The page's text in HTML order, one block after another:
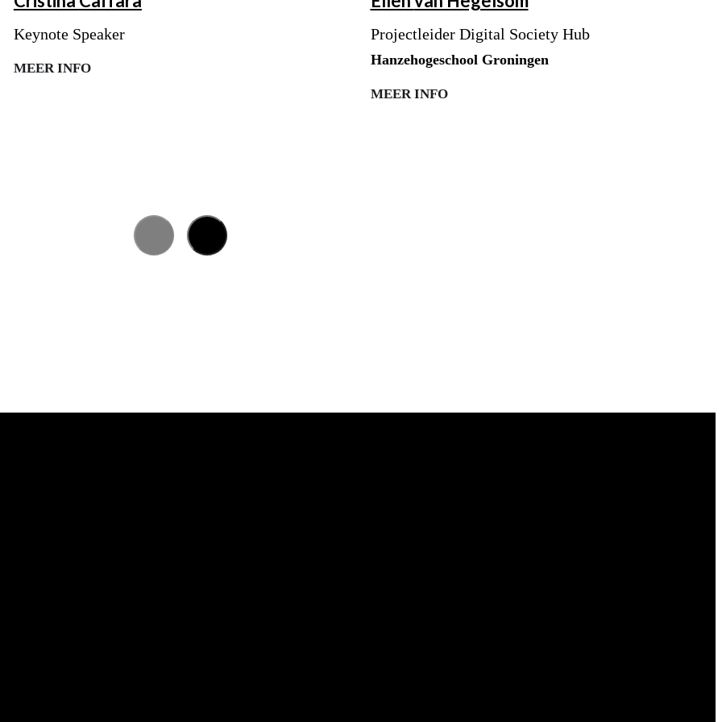
Keynote Speaker
MEER INFO
Projectleider Digital Society Hub
Hanzehogeschool Groningen
MEER INFO